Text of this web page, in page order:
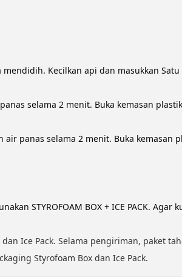
Kecilkan api dan masukkan
selama 2 menit. Buka kemasan
panas selama 2 menit. Buka
STYROFOAM BOX + ICE PACK.
Ice Pack. Selama pengiriman, paket
Styrofoam Box dan Ice Pack.